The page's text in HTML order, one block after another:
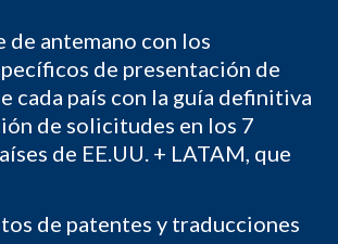
de antemano con los
de presentación de
cada país con la guía definitiva
de solicitudes en los 7
de EE.UU. + LATAM, que
de patentes y traducciones